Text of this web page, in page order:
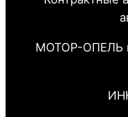
МОТОР-ОПЕЛЬ